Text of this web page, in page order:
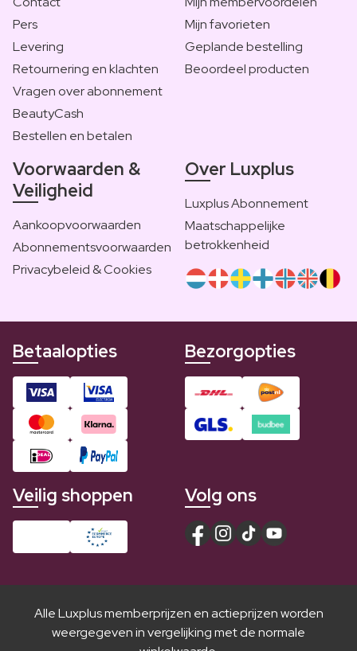
Pers
Levering
Retournering en klachten
Vragen over abonnement
BeautyCash
Bestellen en betalen
Mijn favorieten
Geplande bestelling
Beoordeel producten
Voorwaarden &
Veiligheid
Aankoopvoorwaarden
Abonnementsvoorwaarden
Privacybeleid & Cookies
Over Luxplus
Luxplus Abonnement
Maatschappelijke
betrokkenheid
Betaalopties Bezorgopties
Veilig shoppen Volg ons
Alle Luxplus memberprijzen en actieprijzen worden
weergegeven in vergelijking met de normale